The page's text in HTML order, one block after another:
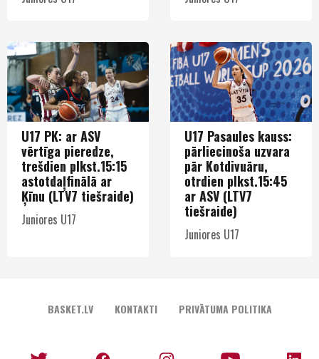
U17 PK: ar ASV
vērtīga pieredze,
trešdien plkst.15:15
astotdaļfinālā ar
Ķīnu (LTV7 tiešraide)
Juniores U17
U17 Pasaules kauss:
pārliecinoša uzvara
pār Kotdivuāru,
otrdien plkst.15:45
ar ASV (LTV7
tiešraide)
Juniores U17
BASKET.LV KONTAKTI PRIVĀTUMA POLITIKA